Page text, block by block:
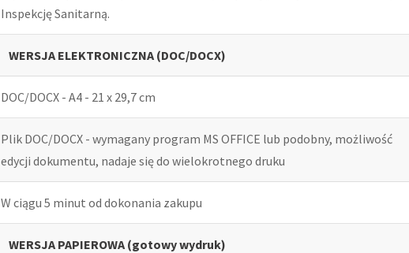
Inspekcję Sanitarną.
WERSJA ELEKTRONICZNA (DOC/DOCX)
DOC/DOCX - A4 - 21 x 29,7 cm
Plik DOC/DOCX - wymagany program MS OFFICE lub podobny, możliwość
edycji dokumentu, nadaje się do wielokrotnego druku
W ciągu 5 minut od dokonania zakupu
WERSJA PAPIEROWA (gotowy wydruk)